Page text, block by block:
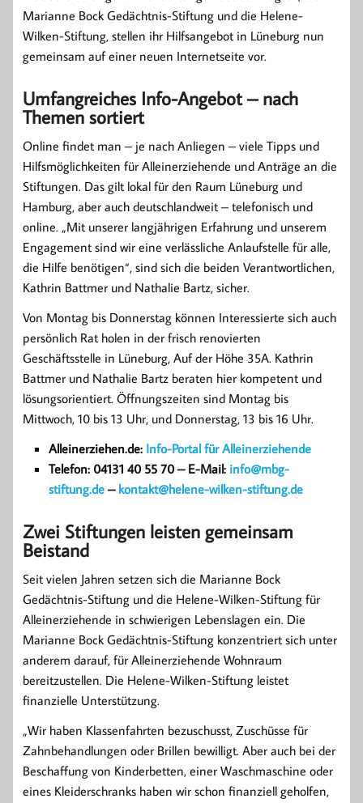
Marianne Bock Gedächtnis-Stiftung und die Helene-
Wilken-Stiftung, stellen ihr Hilfsangebot in Lüneburg nun
gemeinsam auf einer neuen Internetseite vor.
Umfangreiches Info-Angebot – nach
Themen sortiert
Online findet man – je nach Anliegen – viele Tipps und
Hilfsmöglichkeiten für Alleinerziehende und Anträge an die
Stiftungen. Das gilt lokal für den Raum Lüneburg und
Hamburg, aber auch deutsch­landweit – telefonisch und
online. „Mit unserer langjährigen Erfahrung und unserem
Engagement sind wir eine verlässliche Anlaufstelle für alle,
die Hilfe benötigen“, sind sich die beiden Verantwortlichen,
Kathrin Battmer und Nathalie Bartz, sicher.
Von Montag bis Donnerstag können Interessierte sich auch
persönlich Rat holen in der frisch renovierten
Geschäftsstelle in Lüneburg, Auf der Höhe 35A. Kathrin
Battmer und Nathalie Bartz beraten hier kompetent und
lösungsorientiert. Öffnungszeiten sind Montag bis
Mittwoch, 10 bis 13 Uhr, und Donnerstag, 13 bis 16 Uhr.
Alleinerziehen.de: Info-Portal für Alleinerziehende
Telefon: 04131 40 55 70 – E-Mail: info@mbg-
stiftung.de– kontakt@helene-wilken-stiftung.de
Zwei Stiftungen leisten gemeinsam
Beistand
Seit vielen Jahren setzen sich die Marianne Bock
Gedächtnis-Stiftung und die Helene-Wilken-Stiftung für
Alleinerziehende in schwierigen Lebenslagen ein. Die
Marianne Bock Gedächtnis-Stiftung konzentriert sich unter
anderem darauf, für Alleinerziehende Wohnraum
bereitzustellen. Die Helene-Wilken-Stiftung leistet
finanzielle Unterstützung.
„Wir haben Klassenfahrten bezuschusst, Zuschüsse für
Zahnbehandlungen oder Brillen bewilligt. Aber auch bei der
Beschaffung von Kinderbetten, einer Waschmaschine oder
eines Kleiderschranks haben wir schon finanziell geholfen,